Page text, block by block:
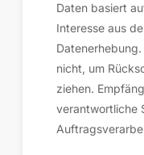
Daten basiert
Interesse aus
nicht, um
ziehen.
verantwortliche